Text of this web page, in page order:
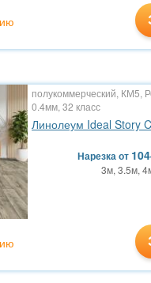
полукоммерческий, КМ5,
0.4мм, 32 класс
Линолеум Ideal Story
Нарезкаот
3м, 3.5м,